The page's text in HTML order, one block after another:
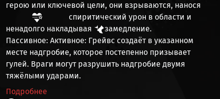
герою или ключевой цели, они взрываются, нанося
спиритический урон в области и
ненадолго накладывая
замедление.
Пассивное: Активное: Грейвс создаёт в указанном
месте надгробие, которое постепенно призывает
гулей. Враги могут разрушить надгробие двумя
тяжёлыми ударами.
Подробнее